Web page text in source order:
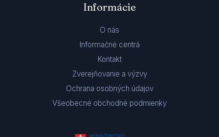
Informácie
O nás
Informačné centrá
Kontakt
Zverejňovanie a výzvy
Ochrana osobných údajov
Všeobecné obchodné podmienky